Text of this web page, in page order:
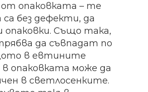
опаковката – те
без дефекти, да
опаковки. Също така,
да съвпадат по
в евтините
опаковката може да
в светлосенките.